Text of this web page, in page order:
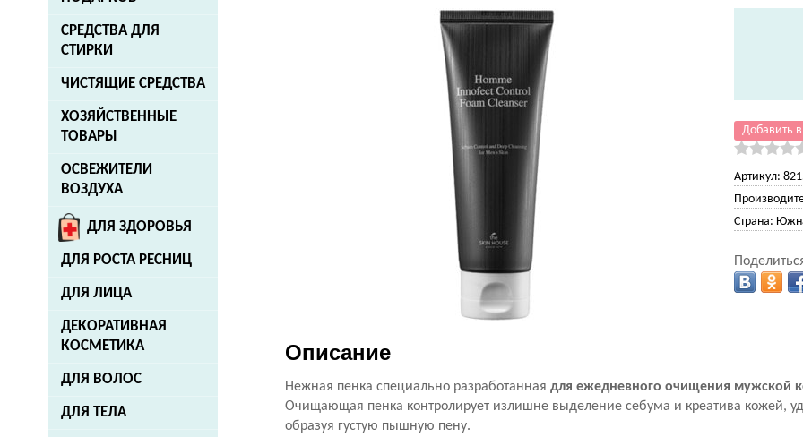
СРЕДСТВА ДЛЯ
СТИРКИ
ЧИСТЯЩИЕ СРЕДСТВА
ХОЗЯЙСТВЕННЫЕ
ТОВАРЫ
ОСВЕЖИТЕЛИ
ВОЗДУХА
ДЛЯ ЗДОРОВЬЯ
ДЛЯ РОСТА РЕСНИЦ
ДЛЯ ЛИЦА
ДЕКОРАТИВНАЯ
КОСМЕТИКА
ДЛЯ ВОЛОС
ДЛЯ ТЕЛА
Добавить
Артикул:
Страна:
Описание
Нежная пенка специально разработаннаядля ежедневного очищения мужской
Очищающая пенка контролирует излишне выделение себума и креатива кожей,
образуя густую пышную пену.